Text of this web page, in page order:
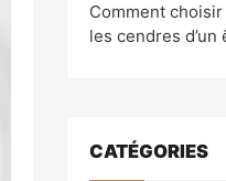
Comment
les cendres d’un
CATÉGORIES